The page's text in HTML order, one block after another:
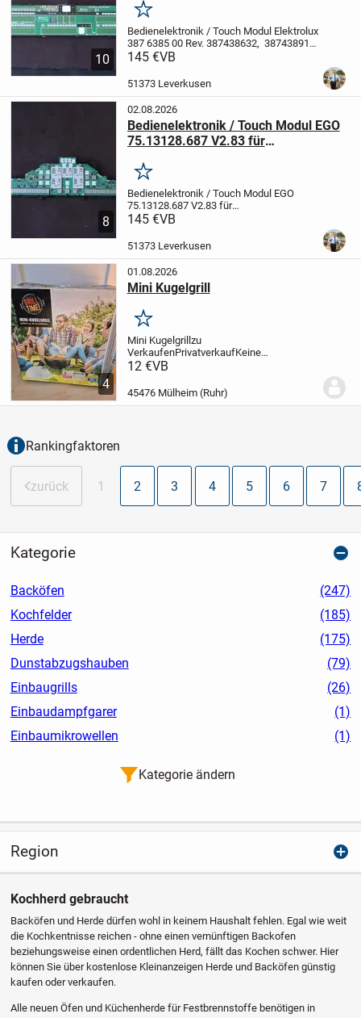
10
Elektrolux Induktionskochfeld
Merken
Bedienelektronik / Touch Modul Elektrolux
387 6385 00 Rev. 387438632, 387438912,
ELEH052für AEG, Elektrolux
387438632, 387438804 F, 387438732 J,
145 €VB
51373 Leverkusen
8
02.08.2026
Bedienelektronik / Touch Modul EGO
75.13128.687 V2.83 für
NeffMerken
Bedienelektronik / Touch Modul EGO
75.13128.687 V2.83 für
Induktionskochfeld Siemens, Bosch, Neff
Induktionskochfeld Bosch, Siemens, Neff
145 €VB
51373 Leverkusen
4
01.08.2026
Mini Kugelgrill
Merken
Mini Kugelgrill zu
VerkaufenPrivatverkaufKeine
GarantieKeine Rücknahme
Schadenersatzansprüche aus grob
fahrlässiger bzw. Vorsätzlicher
12 €VB
45476 Mülheim (Ruhr)
Rankingfaktoren
zurück 1 2 3 4 5 6 7
Kategorie
Backöfen
(247)
Kochfelder
(185)
Herde
(175)
Dunstabzugshauben
(79)
Einbaugrills
(26)
Einbaudampfgarer
(1)
Einbaumikrowellen
(1)
Kategorie ändern
Region
Kochherd gebraucht
Backöfen und Herde dürfen wohl in keinem Haushalt fehlen. Egal wie weit
die Kochkentnisse reichen - ohne einen vernünftigen Backofen
beziehungsweise einen ordentlichen Herd, fällt das Kochen schwer. Hier
können Sie über kostenlose Kleinanzeigen Herde und Backöfen günstig
kaufen oder verkaufen.
Alle neuen Öfen und Küchenherde für Festbrennstoffe benötigen in